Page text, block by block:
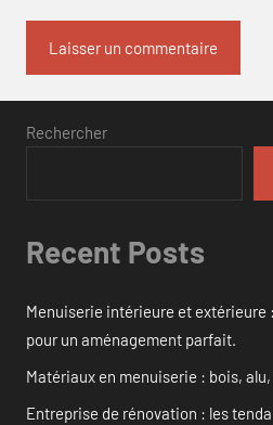
Rechercher
Recent Posts
Menuiserie intérieure et extérieure
pour un aménagement parfait.
Matériaux en menuiserie : bois, alu,
Entreprise de rénovation : les